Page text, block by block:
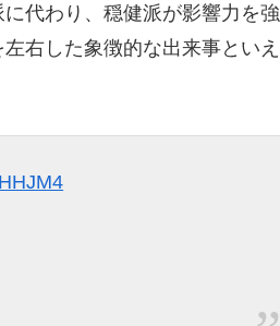
代わり、穏健派が影響力を強
右した象徴的な出来事といえ